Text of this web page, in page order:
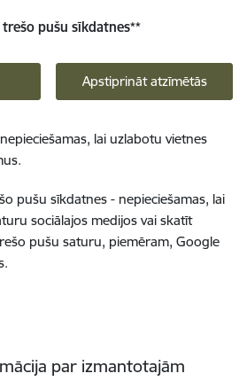
pušu sīkdatnes**
Apstiprināt atzīmētās
lai uzlabotu vietnes
pušu sīkdatnes - nepieciešamas, lai
sociālajos medijos vai skatīt
pušu saturu, piemēram, Google
par izmantotajām